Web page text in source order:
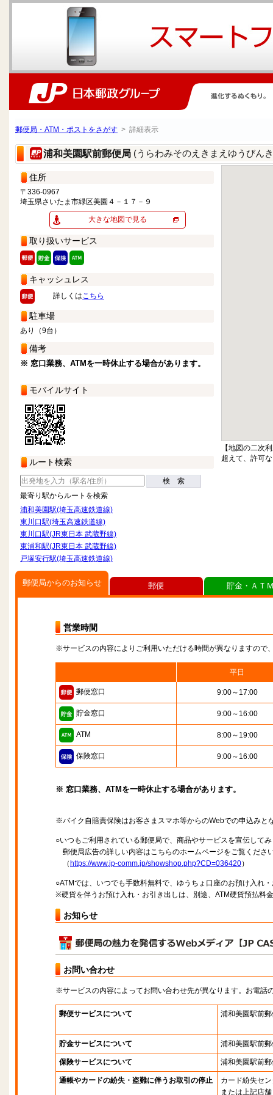
郵便局・ATM・ポストをさがす > 詳細表示
浦和美園駅前郵便局 (うらわみそのえきまえゆうびん
住所
〒336-0967
埼玉県さいたま市緑区美園４－１７－９
大きな地図で見る
取り扱いサービス
キャッシュレス
詳しくはこちら
駐車場
あり（9台）
備考
※ 窓口業務、ATMを一時休止する場合があります。
モバイルサイト
ルート検索
検 索
最寄り駅からルートを検索
浦和美園駅(埼玉高速鉄道線)
東川口駅(埼玉高速鉄道線)
東川口駅(JR東日本 武蔵野線)
東浦和駅(JR東日本 武蔵野線)
戸塚安行駅(埼玉高速鉄道線)
【地図の二次
超えて、許可
郵便局からのお知らせ
営業時間
※サービスの内容によりご利用いただける時間が異なりますので
平日
郵便窓口 9:00～17:00
貯金窓口 9:00～16:00
ATM 8:00～19:00
保険窓口 9:00～16:00
※ 窓口業務、ATMを一時休止する場合があります。
※バイク自賠責保険はお客さまスマホ等からのWebでの申込みと
○いつもご利用されている郵便局で、商品やサービスを宣伝して
郵便局広告の詳しい内容はこちらのホームページをご覧くださ
（ https://www.jp-comm.jp/showshop.php?CD=036420）
○ATMでは、いつでも手数料無料で、ゆうちょ口座のお預け入れ
※硬貨を伴うお預け入れ・お引き出しは、別途、ATM硬貨預払料
お知らせ
お問い合わせ
※サービスの内容によってお問い合わせ先が異なります。お電話
郵便サービスについて 浦和美園駅前
貯金サービスについて 浦和美園駅前
保険サービスについて 浦和美園駅前
通帳やカードの紛失・盗難に伴うお取引の停止
カード紛失セ
または上記店舗
郵便 貯金・ＡＴ